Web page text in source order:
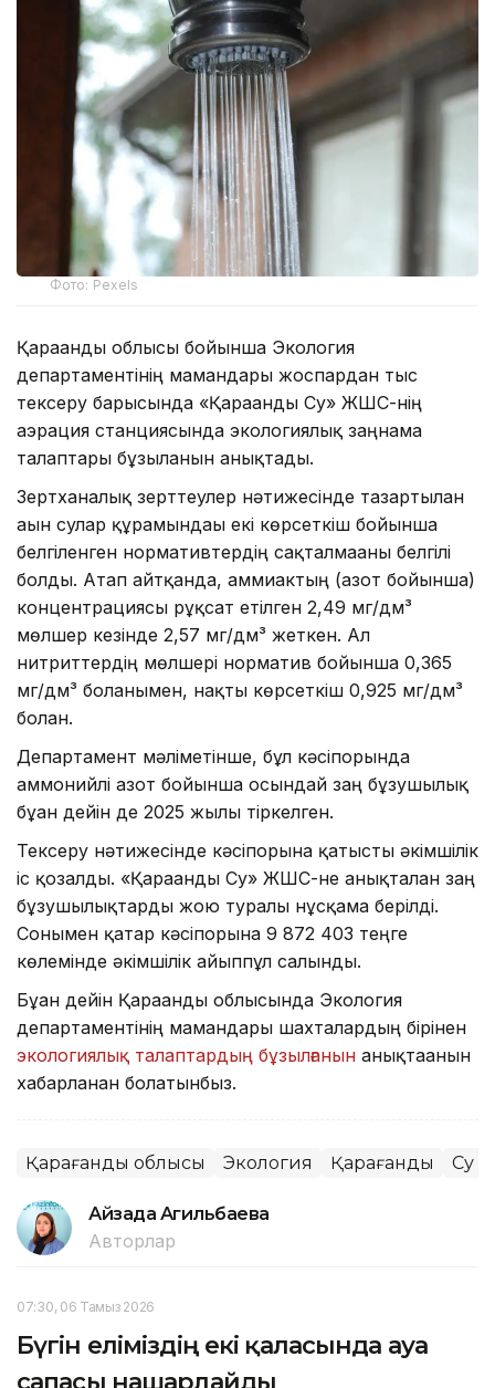
Фото: Pexels
Қарағанды облысы бойынша Экология
департаментінің мамандары жоспардан тыс
тексеру барысында «Қарағанды Су» ЖШС-нің
аэрация станциясында экологиялық заңнама
талаптары бұзылғанын анықтады.
Зертханалық зерттеулер нәтижесінде тазартылған
ағын сулар құрамындағы екі көрсеткіш бойынша
белгіленген нормативтердің сақталмағаны белгілі
болды. Атап айтқанда, аммиактың (азот бойынша)
концентрациясы рұқсат етілген 2,49 мг/дм³
мөлшер кезінде 2,57 мг/дм³ жеткен. Ал
нитриттердің мөлшері норматив бойынша 0,365
мг/дм³ болғанымен, нақты көрсеткіш 0,925 мг/дм³
болған.
Департамент мәліметінше, бұл кәсіпорында
аммонийлі азот бойынша осындай заң бұзушылық
бұған дейін де 2025 жылы тіркелген.
Тексеру нәтижесінде кәсіпорынға қатысты әкімшілік
іс қозғалды. «Қарағанды Су» ЖШС-не анықталған заң
бұзушылықтарды жою туралы нұсқама берілді.
Сонымен қатар кәсіпорынға 9 872 403 теңге
көлемінде әкімшілік айыппұл салынды.
Бұған дейін Қарағанды облысында Экология
департаментінің мамандары шахталардың бірінен
экологиялық талаптардың бұзылғанын анықтағанын
хабарланған болатынбыз.
Қарағанды облысы Экология Қарағанды Су
Айзада Агильбаева
Авторлар
07:30, 06 Тамыз 2026
Бүгін еліміздің екі қаласында ауа
сапасы нашарлайды